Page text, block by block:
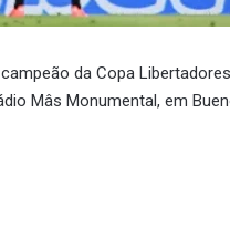
da Copa
Mâs Monumental, em